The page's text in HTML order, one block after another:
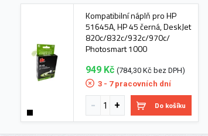
Kompatibilní náplň pro HP
51645A, HP 45 černá, DeskJet
820c/832c/932c/970c/
Photosmart 1000
949 Kč (784,30 Kč bez DPH)
3 - 7 pracovních dní
Do košíku